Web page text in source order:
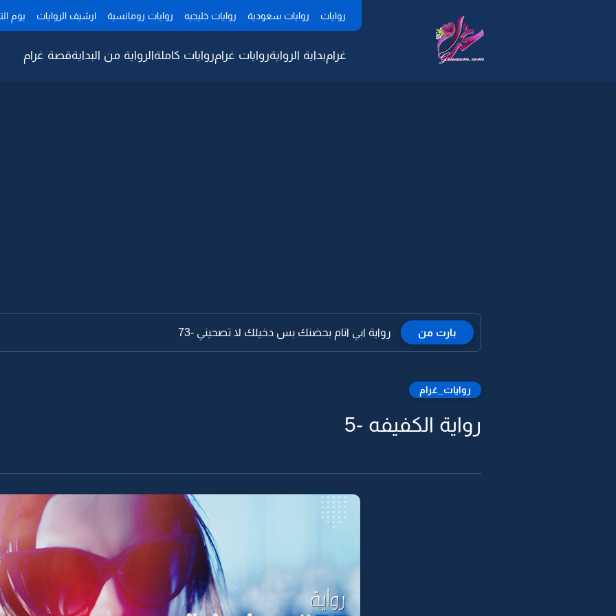
روايات روايات سعودية روايات خليجيه روايات رومانسية ارشيف الروايات يوم
غرامبداية الروايةروايات غرامروايات كاملةالرواية من البدايةقصة غرام
بارت من رواية ابي انام بحضنك بس دخيلك لا تصحيني -73
روايات_غرام
رواية الكفيفه -5